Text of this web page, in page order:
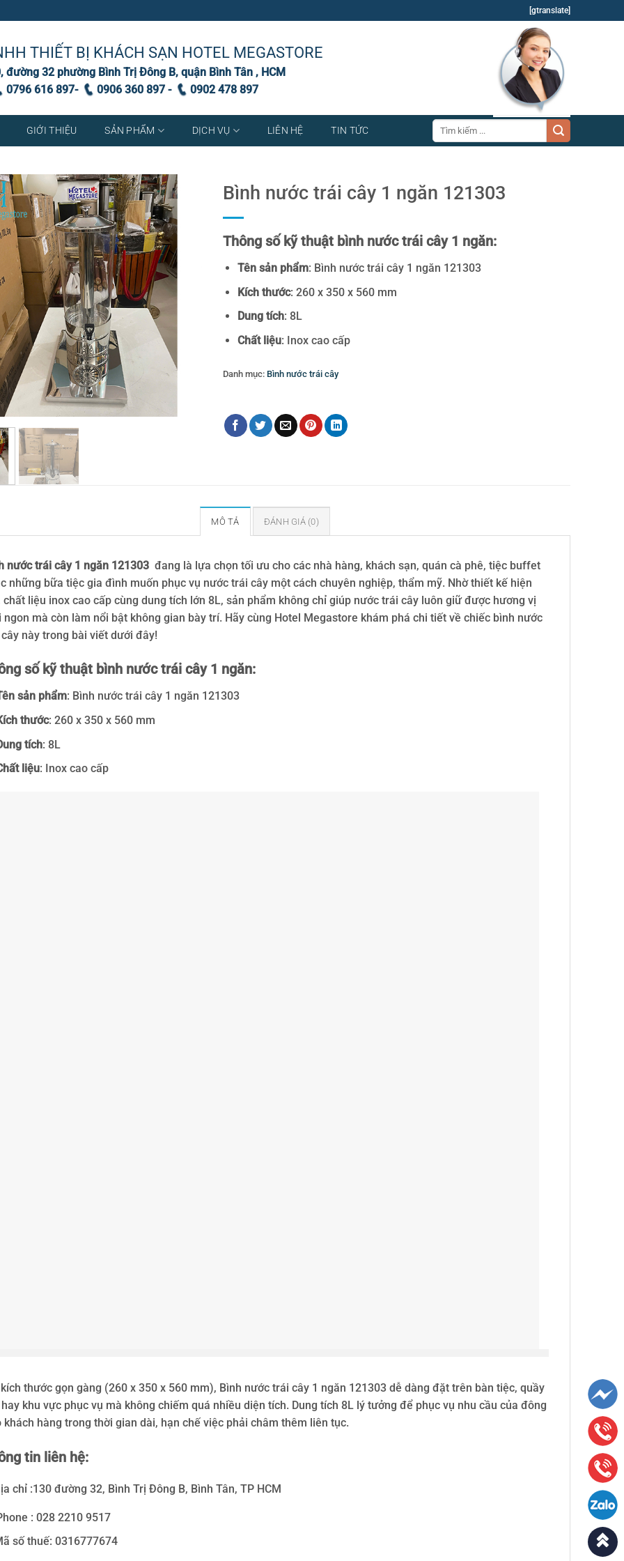
[gtranslate]
THIẾT BỊ KHÁCH SẠN HOTEL MEGASTORE
đường 32 phường Bình Trị Đông B, quận Bình Tân , HCM
0796 616 897-
0906 360 897 - 0902 478 897
GIỚI THIỆU SẢN PHẨM DỊCH VỤ LIÊN HỆ TIN TỨC
Tìm
kiếm:
Bình nước trái cây 1 ngăn 121303
Thông số kỹ thuật bình nước trái cây 1 ngăn:
Tên sản phẩm: Bình nước trái cây 1 ngăn 121303
Kích thước: 260 x 350 x 560 mm
Dung tích: 8L
Chất liệu: Inox cao cấp
Danh mục: Bình nước trái cây
MÔ TẢ ĐÁNH GIÁ (0)
nước trái cây 1 ngăn 121303 đang là lựa chọn tối ưu cho các nhà hàng, khách sạn, quán cà phê, tiệc buffet
những bữa tiệc gia đình muốn phục vụ nước trái cây một cách chuyên nghiệp, thẩm mỹ. Nhờ thiết kế hiện
chất liệu inox cao cấp cùng dung tích lớn 8L, sản phẩm không chỉ giúp nước trái cây luôn giữ được hương vị
ngon mà còn làm nổi bật không gian bày trí. Hãy cùng Hotel Megastore khám phá chi tiết về chiếc bình nước
này trong bài viết dưới đây!
số kỹ thuật bình nước trái cây 1 ngăn:
sản phẩm: Bình nước trái cây 1 ngăn 121303
thước: 260 x 350 x 560 mm
tích: 8L
liệu: Inox cao cấp
thước gọn gàng (260 x 350 x 560 mm), Bình nước trái cây 1 ngăn 121303 dễ dàng đặt trên bàn tiệc, quầy
hay khu vực phục vụ mà không chiếm quá nhiều diện tích. Dung tích 8L lý tưởng để phục vụ nhu cầu của đông
khách hàng trong thời gian dài, hạn chế việc phải châm thêm liên tục.
tin liên hệ:
chỉ :130 đường 32, Bình Trị Đông B, Bình Tân, TP HCM
: 028 2210 9517
số thuế: 0316777674